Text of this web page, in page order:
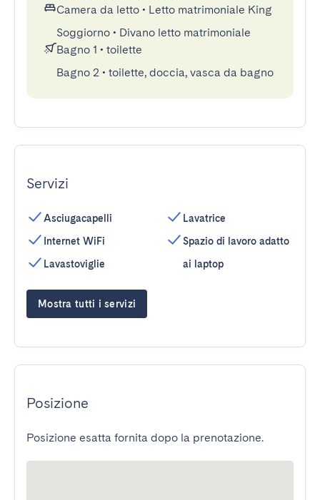
Camera da letto • Letto matrimoniale King
Soggiorno • Divano letto matrimoniale
Bagno 1 • toilette
Bagno 2 • toilette, doccia, vasca da bagno
Servizi
Asciugacapelli
Internet WiFi
Lavastoviglie
Lavatrice
Spazio di lavoro adatto
ai laptop
Mostra tutti i servizi
Posizione
Posizione esatta fornita dopo la prenotazione.